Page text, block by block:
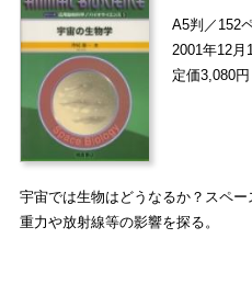
A5判／152
2001年12月
定価3,080円
宇宙では生物はどうなるか？スペ
重力や放射線等の影響を探る。